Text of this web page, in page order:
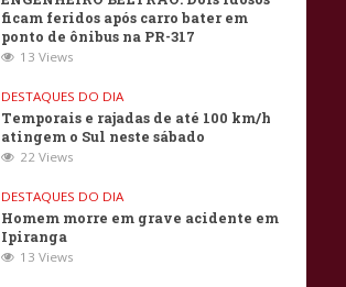
ficam feridos após carro bater em
ponto de ônibus na PR-317
13 Views
DESTAQUES DO DIA
Temporais e rajadas de até 100 km/h
atingem o Sul neste sábado
22 Views
DESTAQUES DO DIA
Homem morre em grave acidente em
Ipiranga
13 Views